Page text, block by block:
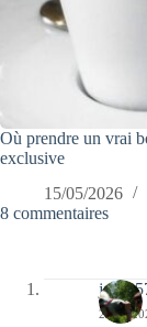
Où prendre un vrai
exclusive
15/05/2026
8 commentaires
26/06/